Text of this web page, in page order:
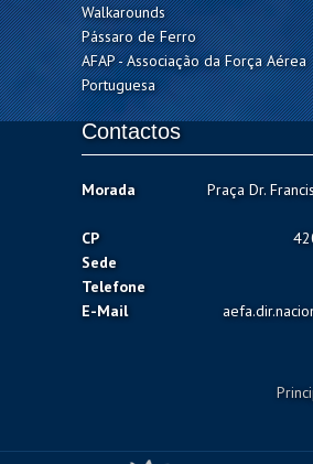
Walkarounds
Pássaro de Ferro
AFAP - Associação da Força Aérea
Portuguesa
Contactos
Morada
Praça Dr.
CP
Sede
Telefone
E-Mail